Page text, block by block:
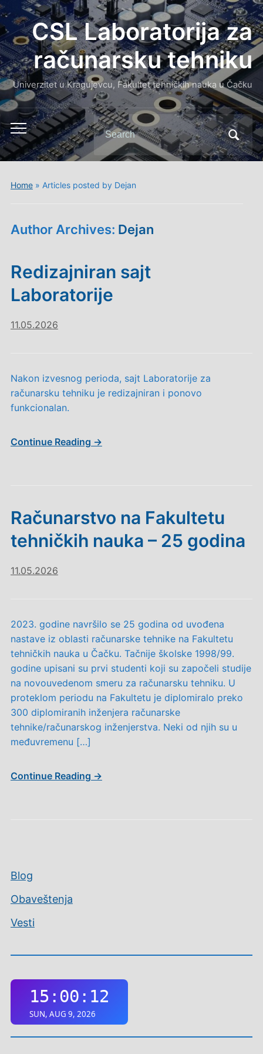
CSL Laboratorija za
računarsku tehniku
Univerzitet u Kragujevcu, Fakultet tehničkih nauka u Čačku
Toggle
mobile
menu
Search
for:
Home» Articles posted by Dejan
Author Archives: Dejan
Blog
Obaveštenja
Vesti
Redizajniran sajt
Laboratorije
11.05.2026
Nakon izvesnog perioda, sajt Laboratorije za
računarsku tehniku je redizajniran i ponovo
funkcionalan.
Continue Reading →
Računarstvo na Fakultetu
tehničkih nauka – 25 godina
11.05.2026
2023. godine navršilo se 25 godina od uvođena
nastave iz oblasti računarske tehnike na Fakultetu
tehničkih nauka u Čačku. Tačnije školske 1998/99.
godine upisani su prvi studenti koji su započeli studije
na novouvedenom smeru za računarsku tehniku. U
proteklom periodu na Fakultetu je diplomiralo preko
300 diplomiranih inženjera računarske
tehnike/računarskog inženjerstva. Neki od njih su u
međuvremenu […]
Continue Reading →